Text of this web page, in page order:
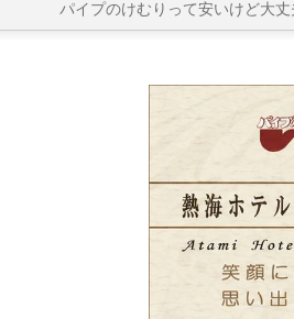
パイプのけむりって安いけど大丈